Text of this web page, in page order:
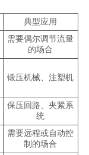
典型应用
需要偶尔调节流量
的场合
锻压机械、注塑机
保压回路、夹紧系
统
需要远程或自动控
制的场合